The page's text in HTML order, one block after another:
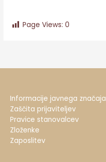
Page Views: 0
Informacije javnega značaja
Zaščita prijaviteljev
Pravice stanovalcev
Zloženke
Zaposlitev